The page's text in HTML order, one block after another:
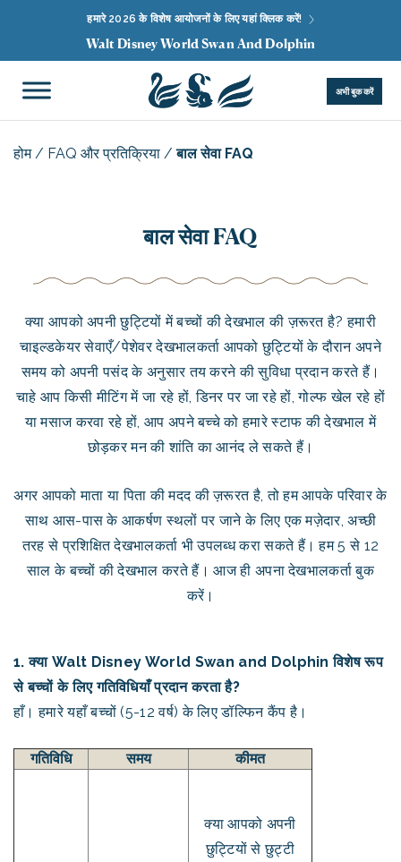
हमारे 2026 के विशेष आयोजनों के लिए यहां क्लिक करें!
Walt Disney World Swan And Dolphin
अभी बुक करें
होम/ FAQ और प्रतिक्रिया /बाल सेवा FAQ
बाल सेवा FAQ
क्या आपको अपनी छुट्टियों में बच्चों की देखभाल की ज़रूरत है? हमारी
चाइल्डकेयर सेवाएँ/पेशेवर देखभालकर्ता आपको छुट्टियों के दौरान अपने
समय को अपनी पसंद के अनुसार तय करने की सुविधा प्रदान करते हैं।
चाहे आप किसी मीटिंग में जा रहे हों, डिनर पर जा रहे हों, गोल्फ खेल रहे हों
या मसाज करवा रहे हों, आप अपने बच्चे को हमारे स्टाफ की देखभाल में
छोड़कर मन की शांति का आनंद ले सकते हैं।
अगर आपको माता या पिता की मदद की ज़रूरत है, तो हम आपके परिवार के
साथ आस-पास के आकर्षण स्थलों पर जाने के लिए एक मज़ेदार, अच्छी
तरह से प्रशिक्षित देखभालकर्ता भी उपलब्ध करा सकते हैं। हम 5 से 12
साल के बच्चों की देखभाल करते हैं। आज ही अपना देखभालकर्ता बुक
करें।
1. क्या Walt Disney World Swan and Dolphin विशेष रूप
से बच्चों के लिए गतिविधियाँ प्रदान करता है?
हाँ। हमारे यहाँ बच्चों (5-12 वर्ष) के लिए डॉल्फिन कैंप है।
गतिविधि समय कीमत
क्या आपको अपनी
छुट्टियों से छुट्टी